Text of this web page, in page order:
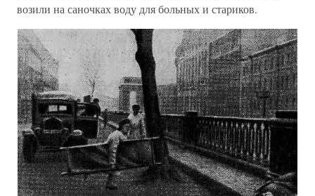
возили на саночках воду для больных и стариков.